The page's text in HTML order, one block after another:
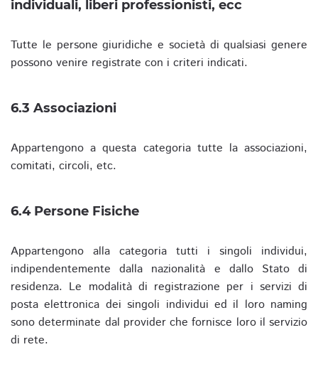
individuali, liberi professionisti, ecc
Tutte le persone giuridiche e società di qualsiasi genere
possono venire registrate con i criteri indicati.
6.3 Associazioni
Appartengono a questa categoria tutte la associazioni,
comitati, circoli, etc.
6.4 Persone Fisiche
Appartengono alla categoria tutti i singoli individui,
indipendentemente dalla nazionalità e dallo Stato di
residenza. Le modalità di registrazione per i servizi di
posta elettronica dei singoli individui ed il loro naming
sono determinate dal provider che fornisce loro il servizio
di rete.